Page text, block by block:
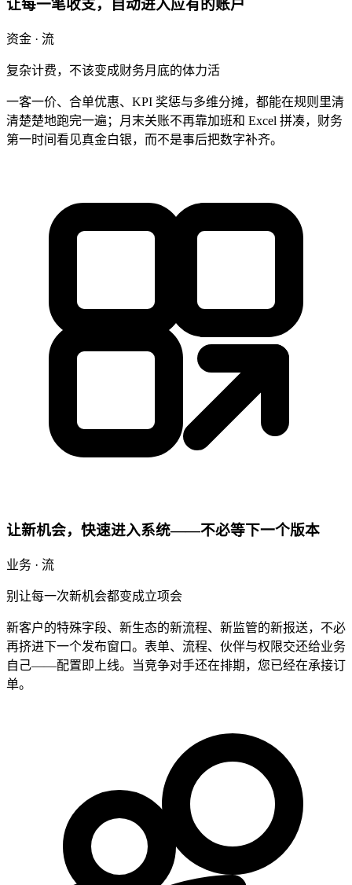
让每一笔收支，自动进入应有的账户
资金 · 流
复杂计费，不该变成财务月底的体力活
一客一价、合单优惠、KPI 奖惩与多维分摊，都能在规则里清
清楚楚地跑完一遍；月末关账不再靠加班和 Excel 拼凑，财务
第一时间看见真金白银，而不是事后把数字补齐。
让新机会，快速进入系统——不必等下一个版本
业务 · 流
别让每一次新机会都变成立项会
新客户的特殊字段、新生态的新流程、新监管的新报送，不必
再挤进下一个发布窗口。表单、流程、伙伴与权限交还给业务
自己——配置即上线。当竞争对手还在排期，您已经在承接订
单。